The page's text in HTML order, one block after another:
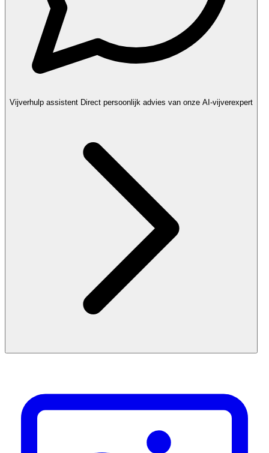
Vijverhulp assistent Direct persoonlijk advies van onze AI-vijverexpert